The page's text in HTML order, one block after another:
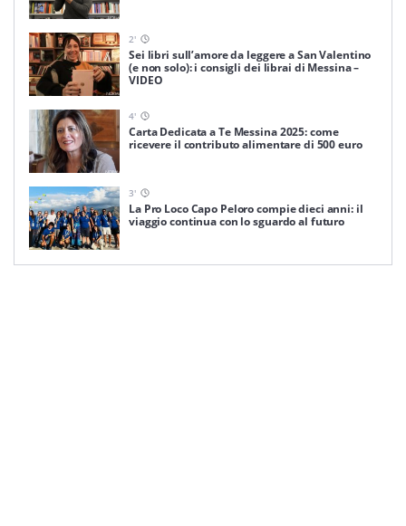
2'
Sei libri sull’amore da leggere a San Valentino
(e non solo): i consigli dei librai di Messina –
VIDEO
4'
Carta Dedicata a Te Messina 2025: come
ricevere il contributo alimentare di 500 euro
3'
La Pro Loco Capo Peloro compie dieci anni: il
viaggio continua con lo sguardo al futuro